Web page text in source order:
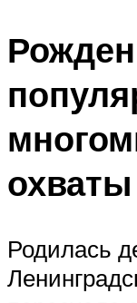
Родилась